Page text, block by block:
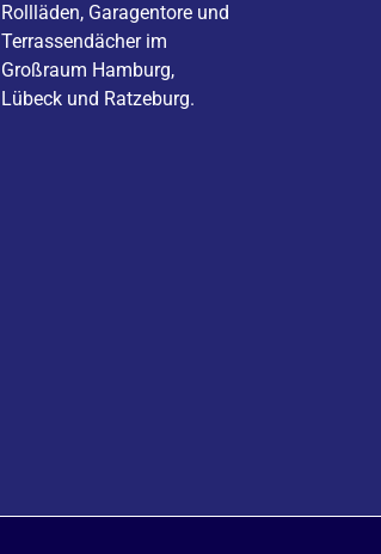
Rollläden, Garagentore und
Terrassendächer im
Großraum Hamburg,
Lübeck und Ratzeburg.